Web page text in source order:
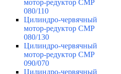
мотор-редуктор CMP
080/110
Цилиндро-червячный
мотор-редуктор CMP
080/130
Цилиндро-червячный
мотор-редуктор CMP
090/070
Цилиндро-червячный